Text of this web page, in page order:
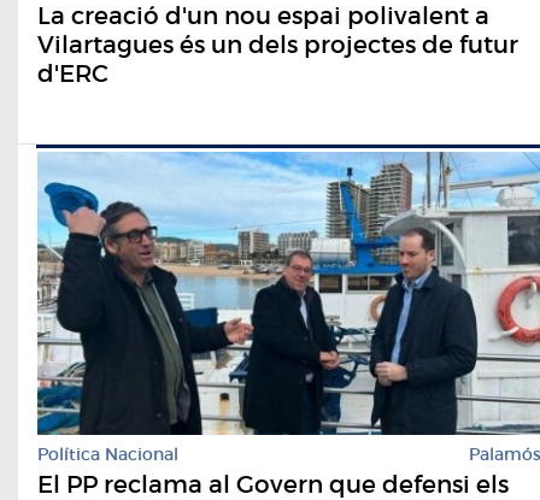
La creació d'un nou espai polivalent a
Vilartagues és un dels projectes de futur
d'ERC
Política Nacional Palamós
El PP reclama al Govern que defensi els